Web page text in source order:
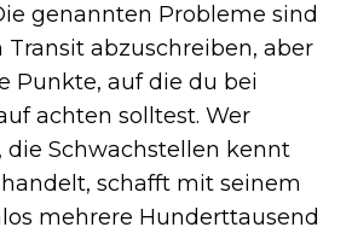
genannten Probleme sind
Transit abzuschreiben, aber
Punkte, auf die du bei
achten solltest. Wer
die Schwachstellen kennt
schafft mit seinem
mehrere Hunderttausend